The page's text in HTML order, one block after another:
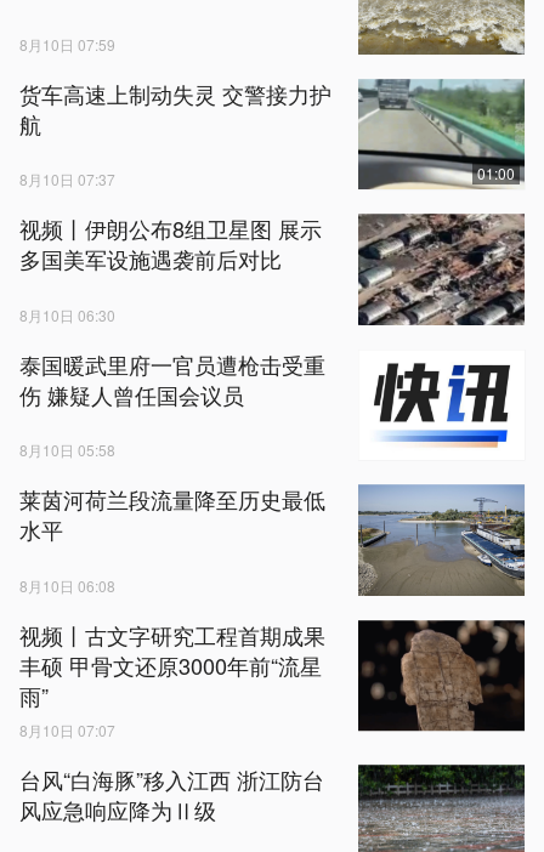
8月10日 07:59
货车高速上制动失灵 交警接力护
航
8月10日 07:37 01:00
视频丨伊朗公布8组卫星图 展示
多国美军设施遇袭前后对比
8月10日 06:30
泰国暖武里府一官员遭枪击受重
伤 嫌疑人曾任国会议员
8月10日 05:58
莱茵河荷兰段流量降至历史最低
水平
8月10日 06:08
视频丨古文字研究工程首期成果
丰硕 甲骨文还原3000年前“流星
雨”
8月10日 07:07
台风“白海豚”移入江西 浙江防台
风应急响应降为Ⅱ级